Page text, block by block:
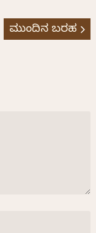
ಮುಂದಿನ ಬರಹ